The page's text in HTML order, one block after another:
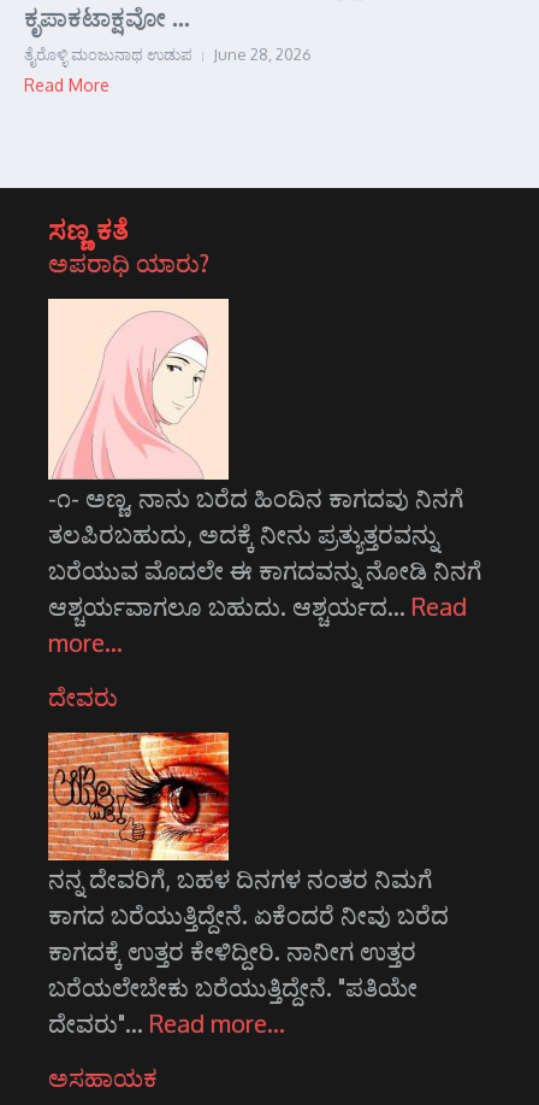
ಕೃಪಾಕಟಾಕ್ಷವೋ ...
ತೈರೊಳ್ಳಿ ಮಂಜುನಾಥ ಉಡುಪ June 28, 2026
Read More
ಸಣ್ಣ ಕತೆ
ಅಪರಾಧಿ ಯಾರು?
-೧- ಅಣ್ಣ, ನಾನು ಬರೆದ ಹಿಂದಿನ ಕಾಗದವು ನಿನಗೆ
ತಲಪಿರಬಹುದು, ಅದಕ್ಕೆ ನೀನು ಪ್ರತ್ಯುತ್ತರವನ್ನು
ಬರೆಯುವ ಮೊದಲೇ ಈ ಕಾಗದವನ್ನು ನೋಡಿ ನಿನಗೆ
ಆಶ್ಚರ್ಯವಾಗಲೂ ಬಹುದು. ಆಶ್ಚರ್ಯದ… Read
more…
ದೇವರು
ನನ್ನ ದೇವರಿಗೆ, ಬಹಳ ದಿನಗಳ ನಂತರ ನಿಮಗೆ
ಕಾಗದ ಬರೆಯುತ್ತಿದ್ದೇನೆ. ಏಕೆಂದರೆ ನೀವು ಬರೆದ
ಕಾಗದಕ್ಕೆ ಉತ್ತರ ಕೇಳಿದ್ದೀರಿ. ನಾನೀಗ ಉತ್ತರ
ಬರೆಯಲೇಬೇಕು ಬರೆಯುತ್ತಿದ್ದೇನೆ. "ಪತಿಯೇ
ದೇವರು"… Read more…
ಅಸಹಾಯಕ